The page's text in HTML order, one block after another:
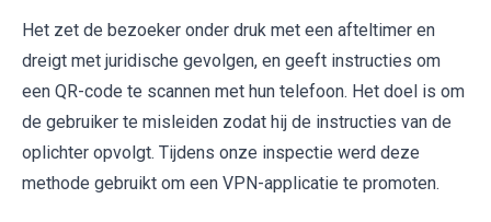
Het zet de bezoeker onder druk met een afteltimer en
dreigt met juridische gevolgen, en geeft instructies om
een QR-code te scannen met hun telefoon. Het doel is om
de gebruiker te misleiden zodat hij de instructies van de
oplichter opvolgt. Tijdens onze inspectie werd deze
methode gebruikt om een VPN-applicatie te promoten.